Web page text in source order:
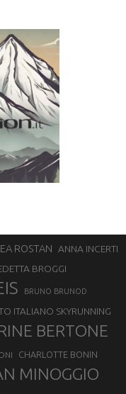
ROSTAN ANNA INCERTI
BROGGI
BRUNO BRUNOD
ITALIANO SKYRUNNING
BERTONE
CHARLOTTE BONIN
MINOGGIO